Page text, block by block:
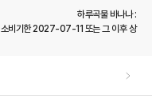
하루곡물 바나나 :
소비기한 2027-07-11 또는 그 이후 상